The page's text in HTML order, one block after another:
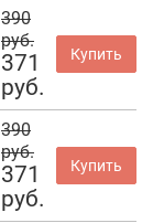
390
руб.
371
руб.
Купить
390
руб.
371
руб.
Купить